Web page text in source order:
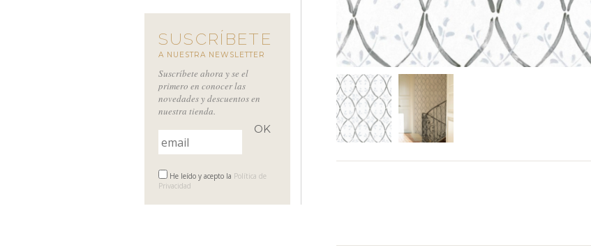
SUSCRÍBETE
A NUESTRA NEWSLETTER
Suscríbete ahora y se el
primero en conocer las
novedades y descuentos en
nuestra tienda.
He leído y acepto la Política de
Privacidad